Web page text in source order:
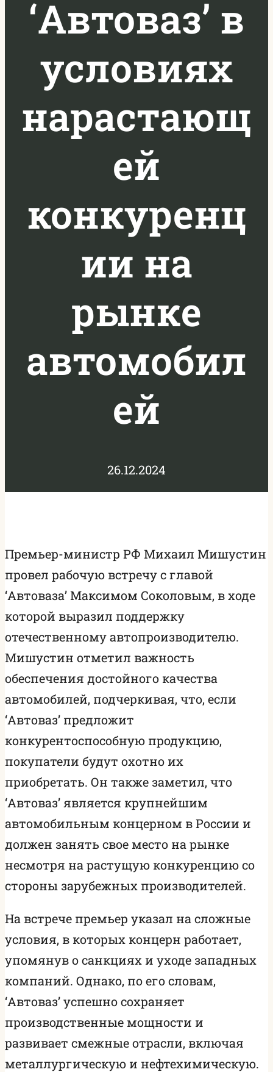
‘Автоваз’ в
условиях
нарастающ
ей
конкуренц
ии на
рынке
автомобил
ей
26.12.2024
Премьер-министр РФ Михаил Мишустин
провел рабочую встречу с главой
‘Автоваза’ Максимом Соколовым, в ходе
которой выразил поддержку
отечественному автопроизводителю.
Мишустин отметил важность
обеспечения достойного качества
автомобилей, подчеркивая, что, если
‘Автоваз’ предложит
конкурентоспособную продукцию,
покупатели будут охотно их
приобретать. Он также заметил, что
‘Автоваз’ является крупнейшим
автомобильным концерном в России и
должен занять свое место на рынке
несмотря на растущую конкуренцию со
стороны зарубежных производителей.
На встрече премьер указал на сложные
условия, в которых концерн работает,
упомянув о санкциях и уходе западных
компаний. Однако, по его словам,
‘Автоваз’ успешно сохраняет
производственные мощности и
развивает смежные отрасли, включая
металлургическую и нефтехимическую.